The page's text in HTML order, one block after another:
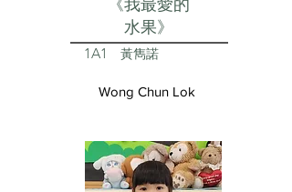
水果》
1A1 黃雋諾
Wong Chun Lok